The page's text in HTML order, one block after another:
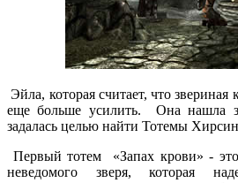
Эйла, которая считает, что звериная
еще больше усилить. Она нашла
задалась целью найти Тотемы
Первый тотем «Запах крови» - это
неведомого зверя, которая